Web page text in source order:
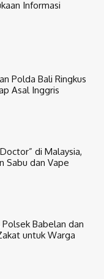
Informasi
Polda Bali Ringkus
Asal Inggris
di Malaysia,
Sabu dan Vape
Babelan dan
untuk Warga